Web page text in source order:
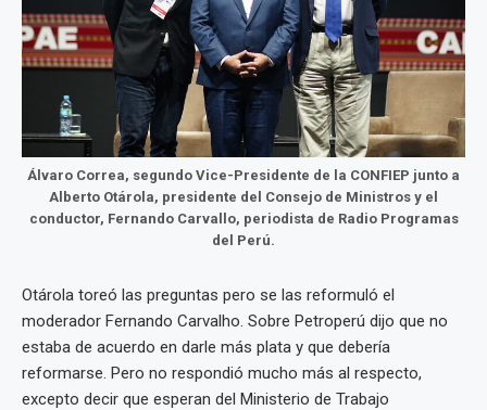
Álvaro Correa, segundo Vice-Presidente de la CONFIEP junto a
Alberto Otárola, presidente del Consejo de Ministros y el
conductor, Fernando Carvallo, periodista de Radio Programas
del Perú.
Otárola toreó las preguntas pero se las reformuló el
moderador Fernando Carvalho. Sobre Petroperú dijo que no
estaba de acuerdo en darle más plata y que debería
reformarse. Pero no respondió mucho más al respecto,
excepto decir que esperan del Ministerio de Trabajo